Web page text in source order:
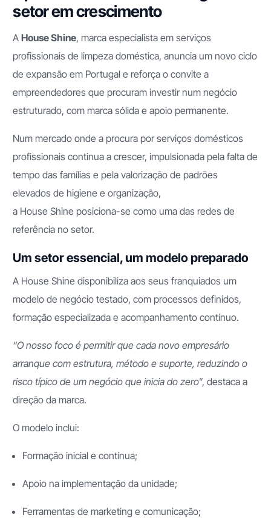
setor em crescimento
AHouse Shine, marca especialista em serviços
profissionais de limpeza doméstica, anuncia um novo ciclo
de expansão em Portugal e reforça o convite a
empreendedores que procuram investir num negócio
estruturado, com marca sólida e apoio permanente.
Num mercado onde a procura por serviços domésticos
profissionais continua a crescer, impulsionada pela falta de
tempo das famílias e pela valorização de padrões
elevados de higiene e organização,
a House Shine posiciona-se como uma das redes de
referência no setor.
Um setor essencial, um modelo preparado
A House Shine disponibiliza aos seus franquiados um
modelo de negócio testado, com processos definidos,
formação especializada e acompanhamento contínuo.
“O nosso foco é permitir que cada novo empresário
arranque com estrutura, método e suporte, reduzindo o
risco típico de um negócio que inicia do zero”, destaca a
direção da marca.
O modelo inclui:
Formação inicial e contínua;
Apoio na implementação da unidade;
Ferramentas de marketing e comunicação;